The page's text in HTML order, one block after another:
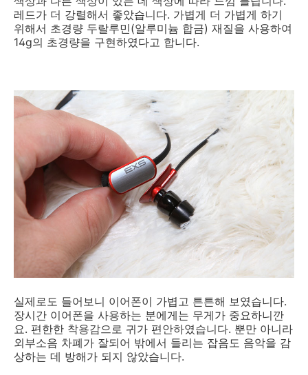
레드가 더 강렬해서 좋았습니다. 가볍게 더 가볍게 하기
위해서 초경량 두랄루민(알루미늄 합금) 재질을 사용하여
14g의 초경량을 구현하였다고 합니다.
실제로도 들어보니 이어폰이 가볍고 튼튼해 보였습니다.
장시간 이어폰을 사용하는 분에게는 무게가 중요하니깐
요. 편한한 착용감으로 귀가 편안하였습니다. 뿐만 아니라
외부소음 차폐가 잘되어 밖에서 들리는 잡음도 음악을 감
상하는 데 방해가 되지 않았습니다.